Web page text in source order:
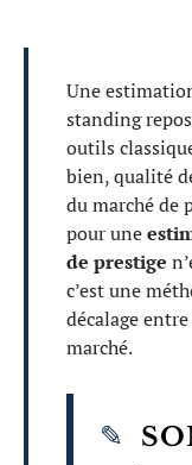
Une
standing
outils
bien, qualité
du marché de
pour une
de prestige
c’est une
décalage
marché.